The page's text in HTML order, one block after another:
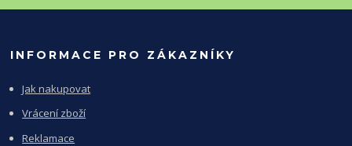
INFORMACE PRO ZÁKAZNÍKY
Jak nakupovat
Vrácení zboží
Reklamace